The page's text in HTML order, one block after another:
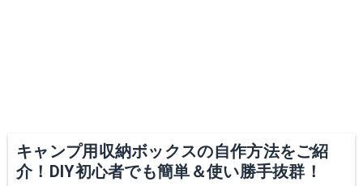
キャンプ用収納ボックスの自作方法をご紹
介！DIY初心者でも簡単＆使い勝手抜群！